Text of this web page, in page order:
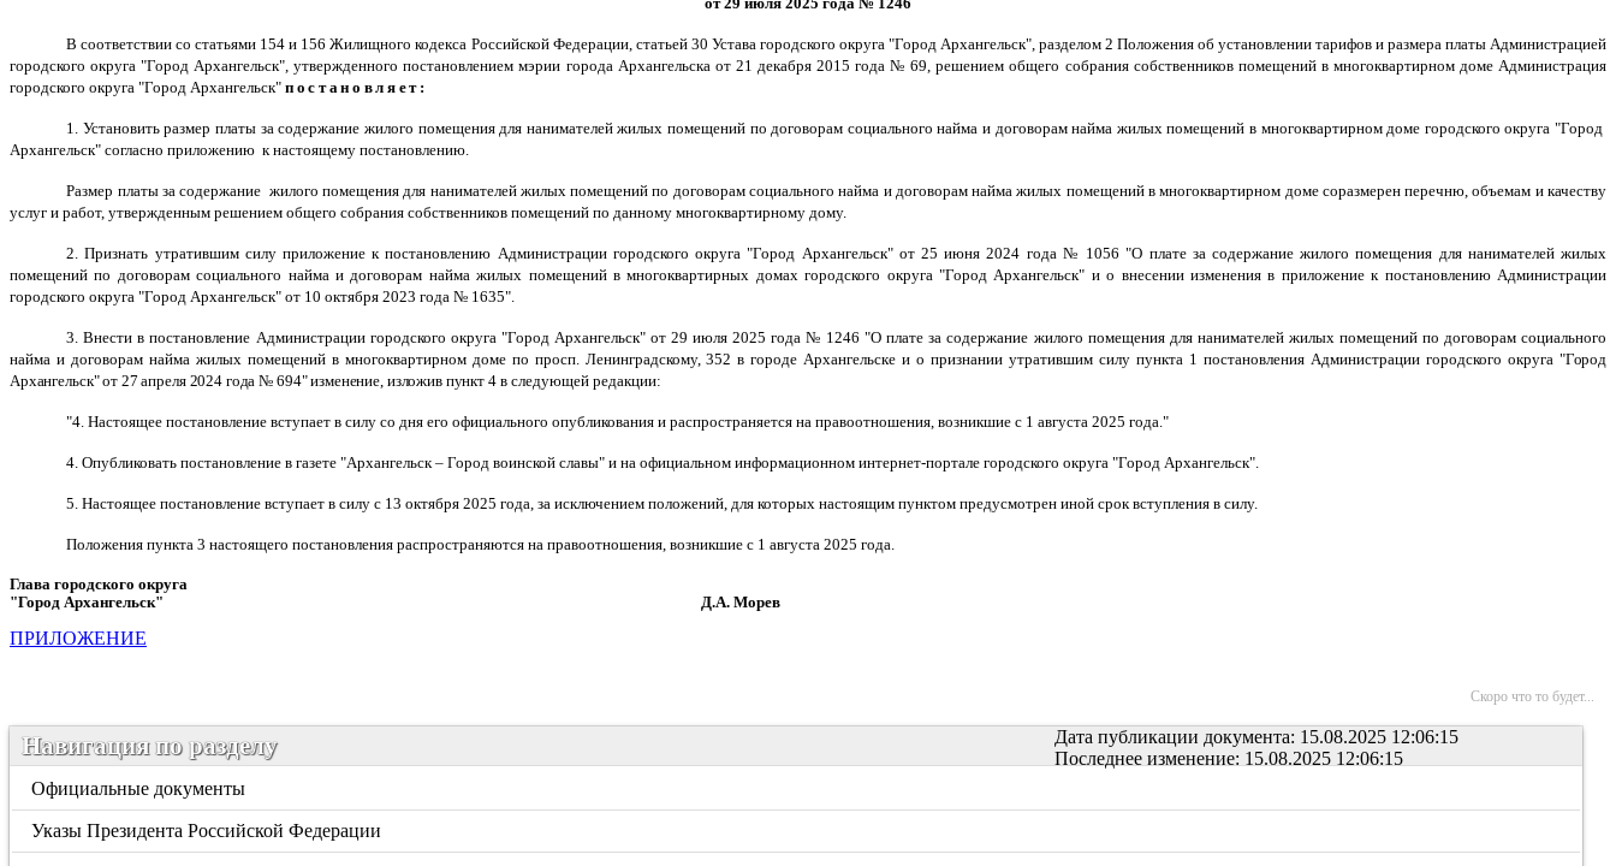
В соответствии со статьями 154 и 156 Жилищного кодекса Российской Федерации, статьей 30 Устава городского округа "Город Архангельск", разделом 2 Положения об установлении тарифов и размера платы Администрацией
городского округа "Город Архангельск", утвержденного постановлением мэрии города Архангельска от 21 декабря 2015 года № 69, решением общего собрания собственников помещений в многоквартирном доме Администрация
городского округа "Город Архангельск" постановляет:
1. Установить размер платы за содержание жилого помещения для нанимателей жилых помещений по договорам социального найма и договорам найма жилых помещений в многоквартирном доме городского округа "Город
Архангельск" согласно приложению к настоящему постановлению.
Размер платы за содержание жилого помещения для нанимателей жилых помещений по договорам социального найма и договорам найма жилых помещений в многоквартирном доме соразмерен перечню, объемам и качеству
услуг и работ, утвержденным решением общего собрания собственников помещений по данному многоквартирному дому.
2. Признать утратившим силу приложение к постановлению Администрации городского округа "Город Архангельск" от 25 июня 2024 года № 1056 "О плате за содержание жилого помещения для нанимателей жилых
помещений по договорам социального найма и договорам найма жилых помещений в многоквартирных домах городского округа "Город Архангельск" и о внесении изменения в приложение к постановлению Администрации
городского округа "Город Архангельск" от 10 октября 2023 года № 1635".
3. Внести в постановление Администрации городского округа "Город Архангельск" от 29 июля 2025 года № 1246 "О плате за содержание жилого помещения для нанимателей жилых помещений по договорам социального
найма и договорам найма жилых помещений в многоквартирном доме по просп. Ленинградскому, 352 в городе Архангельске и о признании утратившим силу пункта 1 постановления Администрации городского округа "Город
Архангельск" от 27 апреля 2024 года № 694" изменение, изложив пункт 4 в следующей редакции:
"4. Настоящее постановление вступает в силу со дня его официального опубликования и распространяется на правоотношения, возникшие с 1 августа 2025 года."
4. Опубликовать постановление в газете "Архангельск – Город воинской славы" и на официальном информационном интернет-портале городского округа "Город Архангельск".
5. Настоящее постановление вступает в силу с 13 октября 2025 года, за исключением положений, для которых настоящим пунктом предусмотрен иной срок вступления в силу.
Положения пункта 3 настоящего постановления распространяются на правоотношения, возникшие с 1 августа 2025 года.
Глава городского округа
"Город Архангельск" Д.А. Морев
ПРИЛОЖЕНИЕ
Скоро что то будет...
Дата публикации документа: 15.08.2025 12:06:15
Последнее изменение: 15.08.2025 12:06:15
Навигация по разделу
Официальные документы
Указы Президента Российской Федерации